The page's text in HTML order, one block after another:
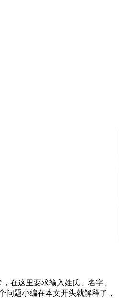
在这里要求输入姓氏、名字、
问题小编在本文开头就解释了，